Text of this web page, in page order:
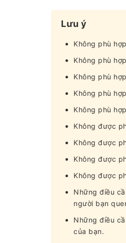
Lưu ý
Không phù
Không phù
Không phù
Không phù
Không phù
Không được
Không được
Không được
Không được
Những điều
người bạn
Những điều
của bạn.